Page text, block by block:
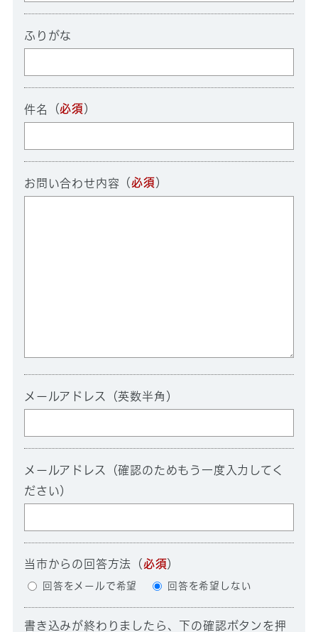
ふりがな
件名 （必須 ）
お問い合わせ内容 （必須 ）
メールアドレス（英数半角）
メールアドレス（確認のためもう一度入力してく
ださい）
当市からの回答方法 （必須）
回答をメールで希望 回答を希望しない
書き込みが終わりましたら、下の確認ボタンを押